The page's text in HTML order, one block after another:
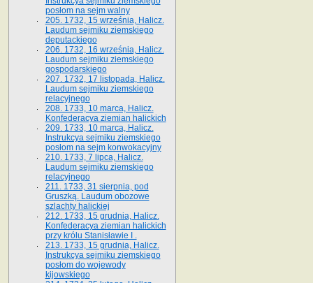
posłom na sejm walny
205. 1732, 15 września, Halicz.
Laudum sejmiku ziemskiego
deputackiego
206. 1732, 16 września, Halicz.
Laudum sejmiku ziemskiego
gospodarskiego
207. 1732, 17 listopada, Halicz.
Laudum sejmiku ziemskiego
relacyjnego
208. 1733, 10 marca, Halicz.
Konfederacya ziemian halickich­
209. 1733, 10 marca, Halicz.
Instrukcya sejmiku ziemskiego
posłom na sejm konwokacyjny
210. 1733, 7 lipca, Halicz.
Laudum sejmiku ziemskiego
relacyjnego
211. 1733, 31 sierpnia, pod
Gruszką. Laudum obozowe
szlachty halickiej
212. 1733, 15 grudnia, Halicz.
Konfederacya ziemian halickich
przy królu Stanisławie I .
213. 1733, 15 grudnia, Halicz.
Instrukcya sejmiku ziemskiego
posłom do wojewody
kijowskiego